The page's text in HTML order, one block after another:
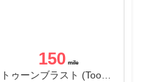
150
トゥーンブラスト (Toon Blast)